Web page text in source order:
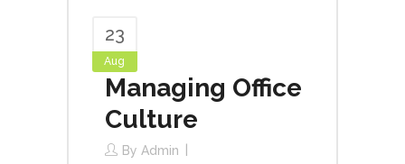
23
Aug
Managing Office
Culture
By Admin